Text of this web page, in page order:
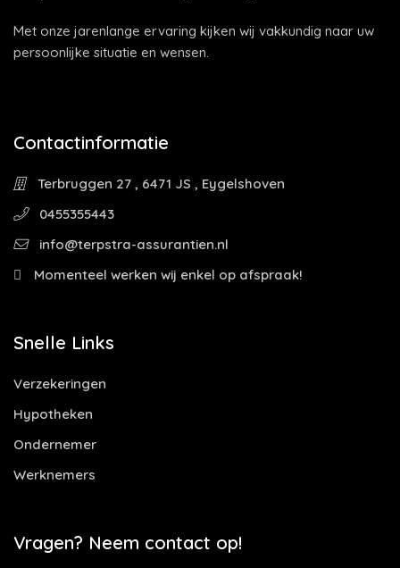
Met onze jarenlange ervaring kijken wij vakkundig naar uw
persoonlijke situatie en wensen.
Contactinformatie
Terbruggen 27 , 6471 JS , Eygelshoven
0455355443
info@terpstra-assurantien.nl
Momenteel werken wij enkel op afspraak!
Snelle Links
Verzekeringen
Hypotheken
Ondernemer
Werknemers
Vragen? Neem contact op!